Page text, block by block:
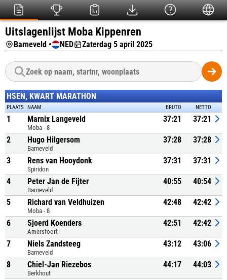
Uitslagenlijst Moba Kippenren
Barneveld • NED Zaterdag 5 april 2025
HSEN, KWART MARATHON
PLAATS NAAM BRUTO NETTO
1 Marnix Langeveld
Moba - 8
37:21 37:21
2 Hugo Hilgersom
Barneveld
37:28 37:28
3 Rens van Hooydonk
Spiridon
37:31 37:31
4 Peter Jan de Fijter
Barneveld
40:55 40:54
5 Richard van Veldhuizen
Moba - 8
42:48 42:42
6 Sjoerd Koenders
Amersfoort
42:51 42:42
7 Niels Zandsteeg
Barneveld
43:12 43:06
8 Chiel-Jan Riezebos
Berkhout
44:17 44:03